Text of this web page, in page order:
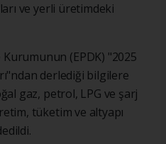
ve yerli üretimdeki
Kurumunun (EPDK) "2025
derlediği bilgilere
gaz, petrol, LPG ve şarj
tüketim ve altyapı